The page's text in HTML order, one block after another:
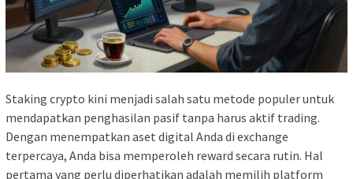
Staking crypto kini menjadi salah satu metode populer untuk
mendapatkan penghasilan pasif tanpa harus aktif trading.
Dengan menempatkan aset digital Anda di exchange
terpercaya, Anda bisa memperoleh reward secara rutin. Hal
pertama yang perlu diperhatikan adalah memilih platform